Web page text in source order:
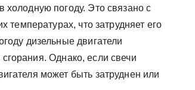
холодную погоду. Это связано с
температурах, что затрудняет его
дизельные двигатели
Однако, если свечи
может быть затруднен или